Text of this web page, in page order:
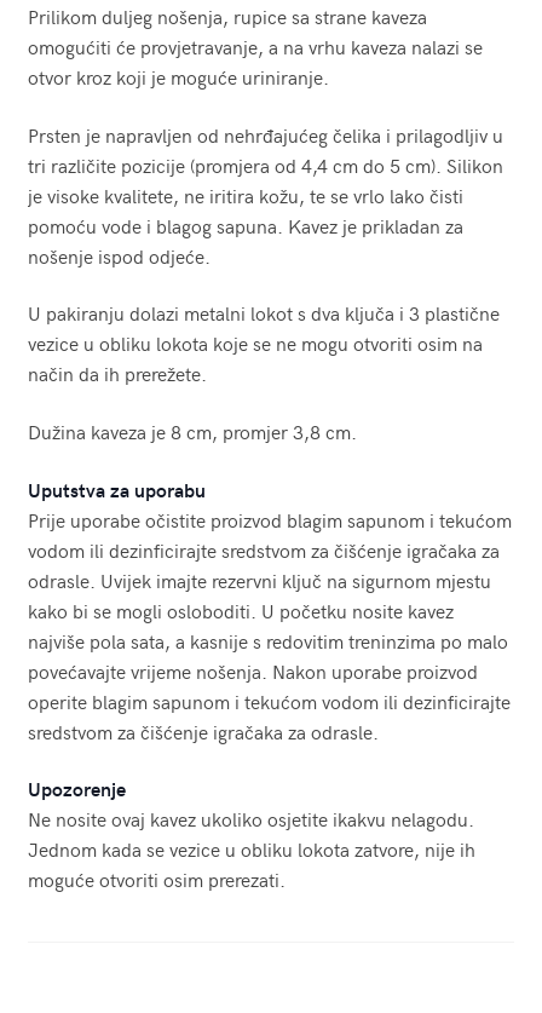
Prilikom duljeg nošenja, rupice sa strane kaveza
omogućiti će provjetravanje, a na vrhu kaveza nalazi se
otvor kroz koji je moguće uriniranje.
Prsten je napravljen od nehrđajućeg čelika i prilagodljiv u
tri različite pozicije (promjera od 4,4 cm do 5 cm). Silikon
je visoke kvalitete, ne iritira kožu, te se vrlo lako čisti
pomoću vode i blagog sapuna. Kavez je prikladan za
nošenje ispod odjeće.
U pakiranju dolazi metalni lokot s dva ključa i 3 plastične
vezice u obliku lokota koje se ne mogu otvoriti osim na
način da ih prerežete.
Dužina kaveza je 8 cm, promjer 3,8 cm.
Uputstva za uporabu
Prije uporabe očistite proizvod blagim sapunom i tekućom
vodom ili dezinficirajte sredstvom za čišćenje igračaka za
odrasle. Uvijek imajte rezervni ključ na sigurnom mjestu
kako bi se mogli osloboditi. U početku nosite kavez
najviše pola sata, a kasnije s redovitim treninzima po malo
povećavajte vrijeme nošenja. Nakon uporabe proizvod
operite blagim sapunom i tekućom vodom ili dezinficirajte
sredstvom za čišćenje igračaka za odrasle.
Upozorenje
Ne nosite ovaj kavez ukoliko osjetite ikakvu nelagodu.
Jednom kada se vezice u obliku lokota zatvore, nije ih
moguće otvoriti osim prerezati.